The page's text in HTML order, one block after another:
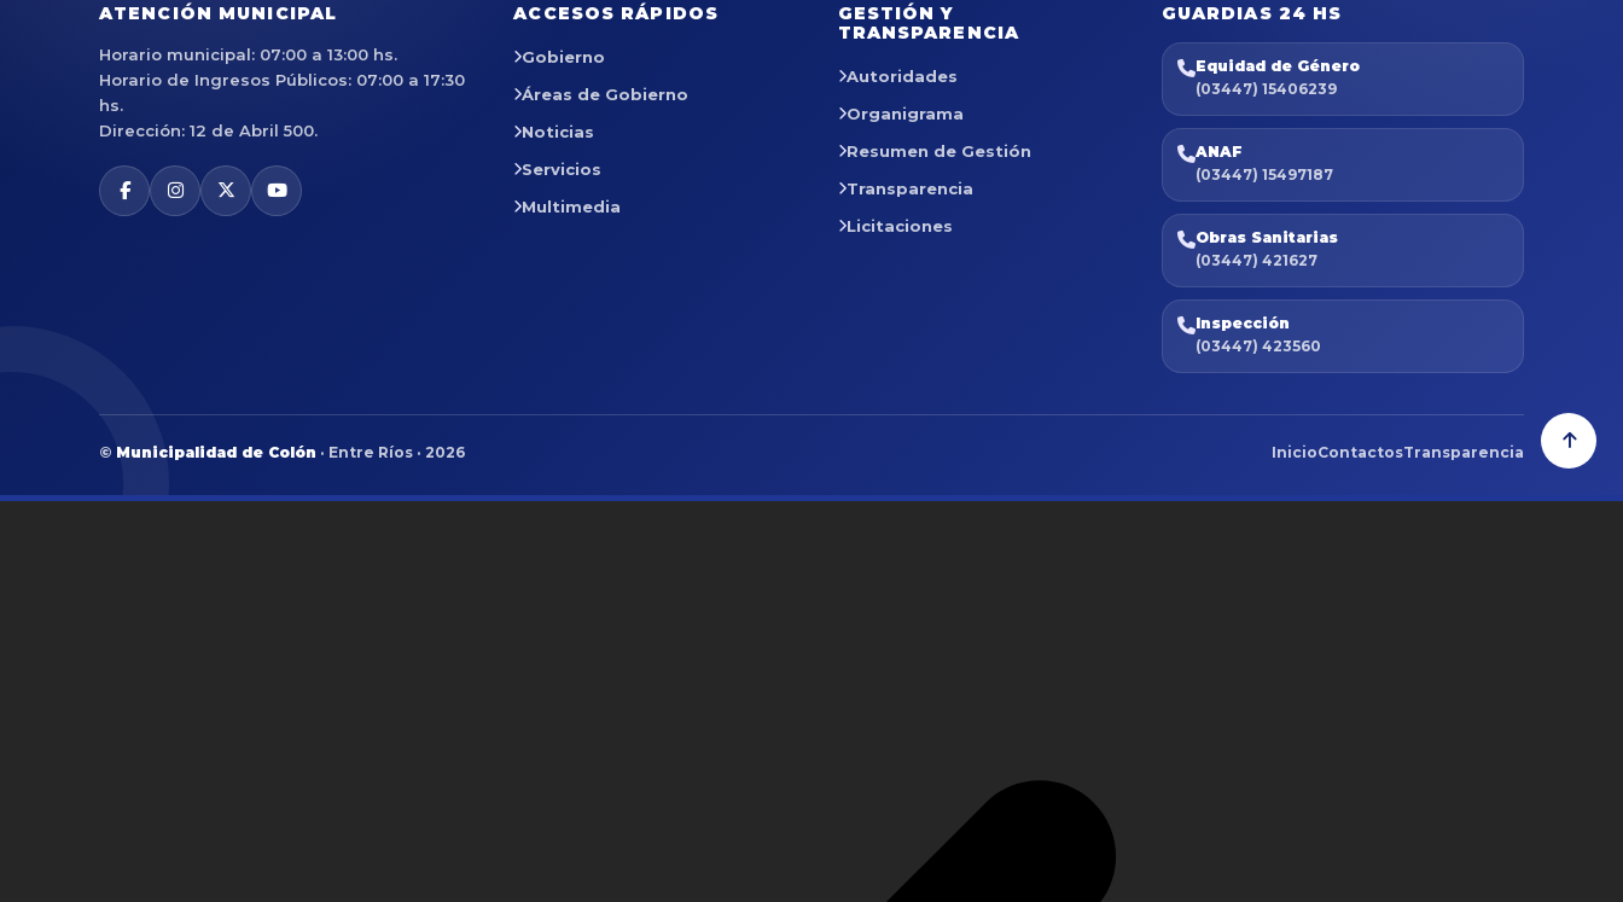
ATENCIÓN MUNICIPAL
Horario municipal: 07:00 a 13:00 hs.
Horario de Ingresos Públicos: 07:00 a 17:30
hs.
Dirección: 12 de Abril 500.
ACCESOS RÁPIDOS
Gobierno
Áreas de Gobierno
Noticias
Servicios
Multimedia
GESTIÓN Y
TRANSPARENCIA
Autoridades
Organigrama
Resumen de Gestión
Transparencia
Licitaciones
GUARDIAS 24 HS
Equidad de Género
(03447) 15406239
ANAF
(03447) 15497187
Obras Sanitarias
(03447) 421627
Inspección
(03447) 423560
© Municipalidad de Colón · Entre Ríos · 2026 InicioContactosTransparencia